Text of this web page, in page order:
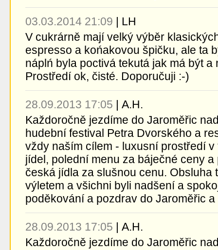
03.03.2014 21:09 | LH
V cukrárně mají velký výběr
espresso a końakovou špičku, ale ta
náplń byla poctivá tekutá jak má být
Prostředí ok, čisté. Doporučuji :-)
28.09.2013 17:05 | A.H.
Každoročně jezdíme do Jaroměřic
hudební festival Petra Dvorského a
vždy naším cílem - luxusní prostředí
jídel, polední menu za báječné ceny
česká jídla za slušnou cenu. Obsluha
výletem a všichni byli nadšení a
poděkování a pozdrav do Jaroměřic
28.09.2013 17:05 | A.H.
Každoročně jezdíme do Jaroměřic